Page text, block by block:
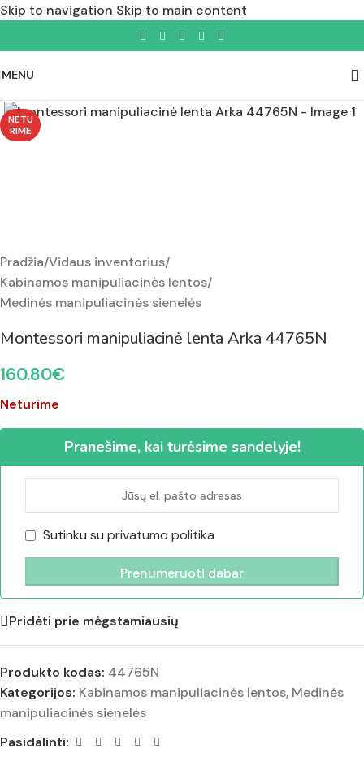
Skip to navigation Skip to main content
MENU
NETU
RIME
Pradžia/Vidaus inventorius/
Kabinamos manipuliacinės lentos/
Medinės manipuliacinės sienelės
Montessori manipuliacinė lenta Arka 44765N
160.80€
Neturime
Pranešime, kai turėsime sandelyje!
Sutinku su privatumo politika
Pridėti prie mėgstamiausių
Produkto kodas: 44765N
Kategorijos: Kabinamos manipuliacinės lentos, Medinės
manipuliacinės sienelės
Pasidalinti: